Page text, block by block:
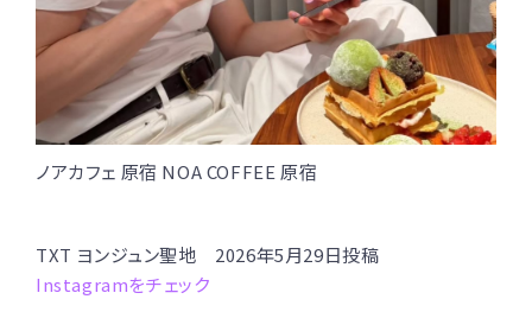
ノアカフェ 原宿 NOA COFFEE 原宿
TXT ヨンジュン聖地 2026年5月29日投稿
Instagramをチェック